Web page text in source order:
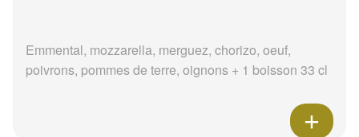
Emmental, mozzarella, merguez, chorizo, oeuf,
poivrons, pommes de terre, oignons + 1 boisson 33 cl